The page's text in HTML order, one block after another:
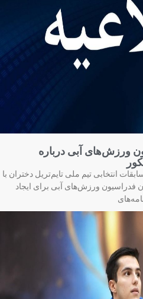
ورزش‌های آبی درباره
انتخابی تیم ملی تایم‌تریل دختران با
ورزش‌های آبی برای ایجاد